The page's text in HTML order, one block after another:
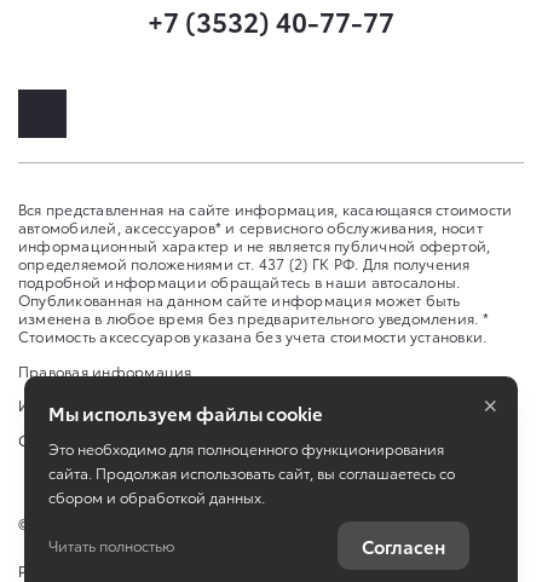
+7 (3532) 40-77-77
Вся представленная на сайте информация, касающаяся стоимости
автомобилей, аксессуаров* и сервисного обслуживания, носит
информационный характер и не является публичной офертой,
определяемой положениями ст. 437 (2) ГК РФ. Для получения
подробной информации обращайтесь в наши автосалоны.
Опубликованная на данном сайте информация может быть
изменена в любое время без предварительного уведомления. *
Стоимость аксессуаров указана без учета стоимости установки.
Правовая информация
Изменить настройку cookies
Сбросить cookie
©
Работает на технологиях
Мы используем файлы cookie
Это необходимо для полноценного функционирования
сайта. Продолжая использовать сайт, вы соглашаетесь со
сбором и обработкой данных.
Читать полностью Согласен
×